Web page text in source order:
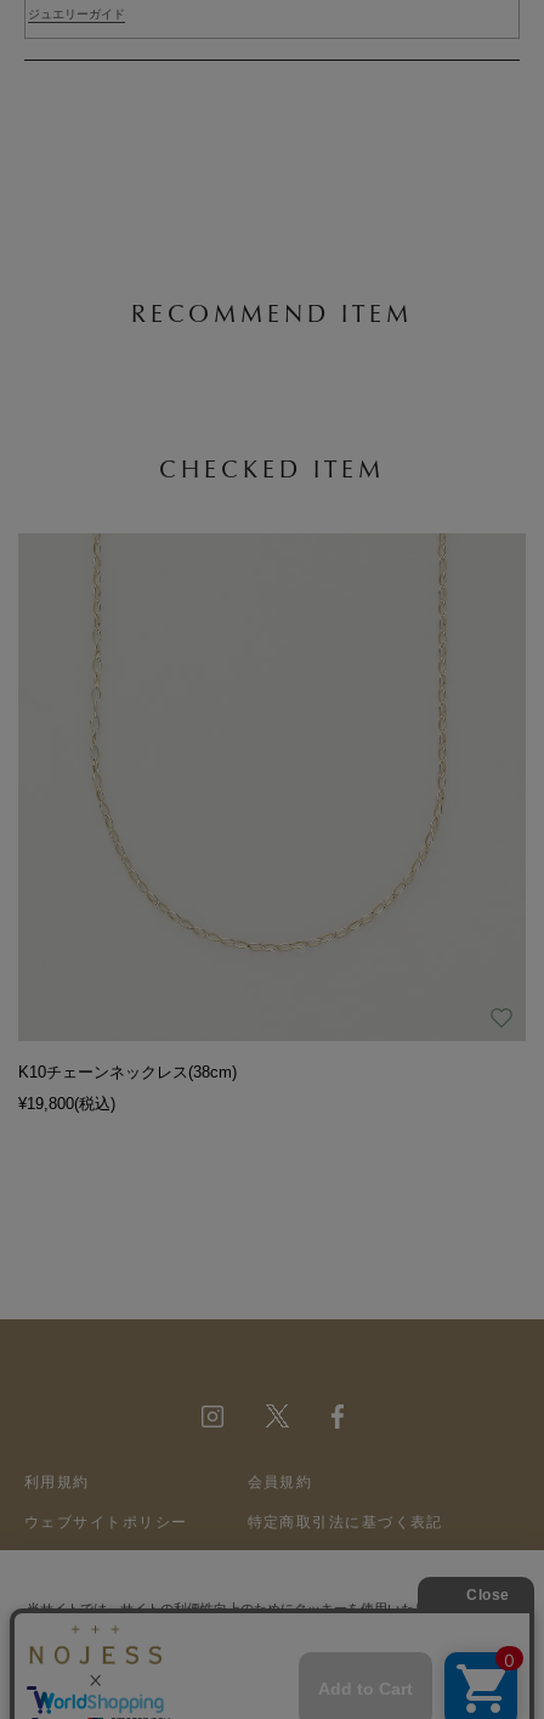
ジュエリーガイド
RECOMMEND ITEM
CHECKED ITEM
K10チェーンネックレス(38cm)
¥19,800(税込)
利用規約 会員規約
ウェブサイトポリシー 特定商取引法に基づく表記
会社概要 採用情報
©A&S Co.,ltd
当サイトでは、サイトの利便性向上のためにクッキーを使用いたします。ボタン
から同意の可否を選択してください。選択せずにページを移動した場合、クッキ
ーの使用に同意したことになります。クッキーを通じて収集する情報には「お客
様個人を特定できる情報」は一切含まれておりません。詳細は
クッキーポリシ
ー
をご確認ください。